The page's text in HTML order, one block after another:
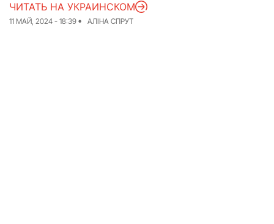
Спецпроекты
Архив проектов
11 МАЙ, 2024 - 18:39 АЛІНА СПРУТ
ЧИТАТЬ НА УКРАИНСКОМ